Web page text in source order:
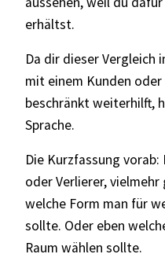
erhältst.
Da dir dieser Vergleich
mit einem Kunden
beschränkt weiterhilft,
Sprache.
Die Kurzfassung
oder Verlierer,
welche Form man für
sollte. Oder eben
Raum wählen sollte.